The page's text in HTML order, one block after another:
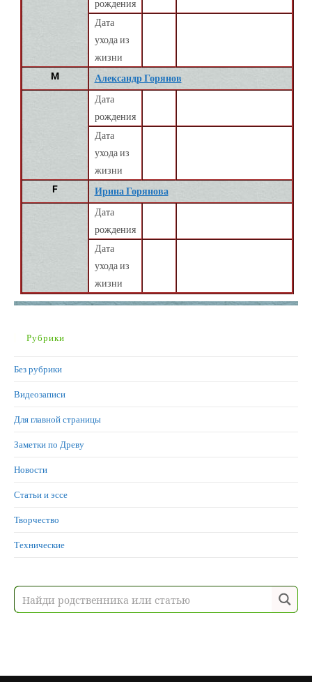
рождения
Дата
ухода из
жизни
M
Александр Горянов
Дата
рождения
Дата
ухода из
жизни
F
Ирина Горянова
Дата
рождения
Дата
ухода из
жизни
Рубрики
Без рубрики
Видеозаписи
Для главной страницы
Заметки по Древу
Новости
Статьи и эссе
Творчество
Технические